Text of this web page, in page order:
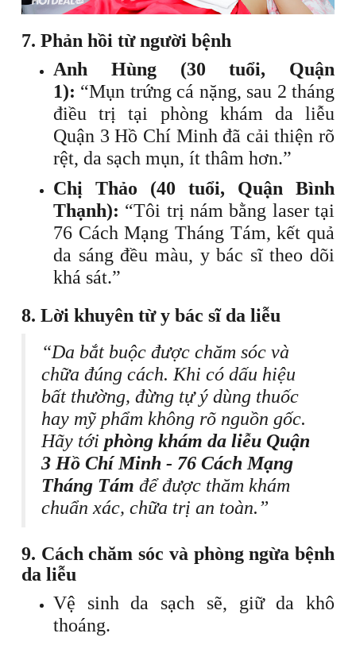
7. Phản hồi từ người bệnh
Anh Hùng (30 tuổi, Quận
1): “Mụn trứng cá nặng, sau 2 tháng
điều trị tại phòng khám da liễu
Quận 3 Hồ Chí Minh đã cải thiện rõ
rệt, da sạch mụn, ít thâm hơn.”
Chị Thảo (40 tuổi, Quận Bình
Thạnh): “Tôi trị nám bằng laser tại
76 Cách Mạng Tháng Tám, kết quả
da sáng đều màu, y bác sĩ theo dõi
khá sát.”
8. Lời khuyên từ y bác sĩ da liễu
“Da bắt buộc được chăm sóc và
chữa đúng cách. Khi có dấu hiệu
bất thường, đừng tự ý dùng thuốc
hay mỹ phẩm không rõ nguồn gốc.
Hãy tới phòng khám da liễu Quận
3 Hồ Chí Minh - 76 Cách Mạng
Tháng Tám để được thăm khám
chuẩn xác, chữa trị an toàn.”
9. Cách chăm sóc và phòng ngừa bệnh
da liễu
Vệ sinh da sạch sẽ, giữ da khô
thoáng.